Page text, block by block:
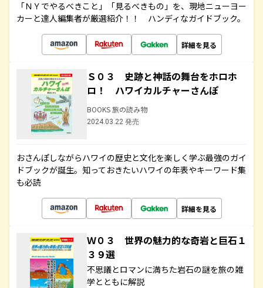
「ＮＹでやるべきこと」「見るべきもの」を、現地ニューヨー
カーと達人編集者が厳選紹介！！ ハンディなガイドブック。
詳細を見る
Ｓ０３ 史跡と神話の舞台をホロホ
ロ！ ハワイカルチャーさんぽ
BOOKS 旅の読み物
2024.03.22 発売
おさんぽしながらハワイの歴史と文化を楽しく学ぶ最強のガイ
ドブックが誕生。知っておきたいハワイの年表やキーワード集
も必読
詳細を見る
Ｗ０３ 世界の魅力的な奇岩と巨石１
３９選
不思議とロマンに満ちた岩石の謎を旅の雑
学とともに解説